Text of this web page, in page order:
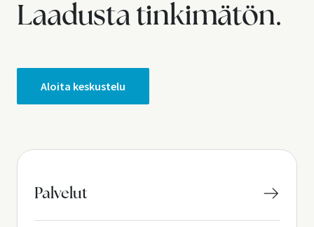
Laadusta tinkimätön.
Aloita keskustelu
Palvelut